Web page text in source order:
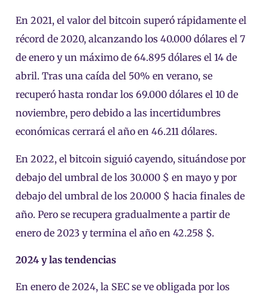
En 2021, el valor del bitcoin superó rápidamente el
récord de 2020, alcanzando los 40.000 dólares el 7
de enero y un máximo de 64.895 dólares el 14 de
abril. Tras una caída del 50% en verano, se
recuperó hasta rondar los 69.000 dólares el 10 de
noviembre, pero debido a las incertidumbres
económicas cerrará el año en 46.211 dólares.
En 2022, el bitcoin siguió cayendo, situándose por
debajo del umbral de los 30.000 $ en mayo y por
debajo del umbral de los 20.000 $ hacia finales de
año. Pero se recupera gradualmente a partir de
enero de 2023 y termina el año en 42.258 $.
2024 y las tendencias
En enero de 2024, la SEC se ve obligada por los